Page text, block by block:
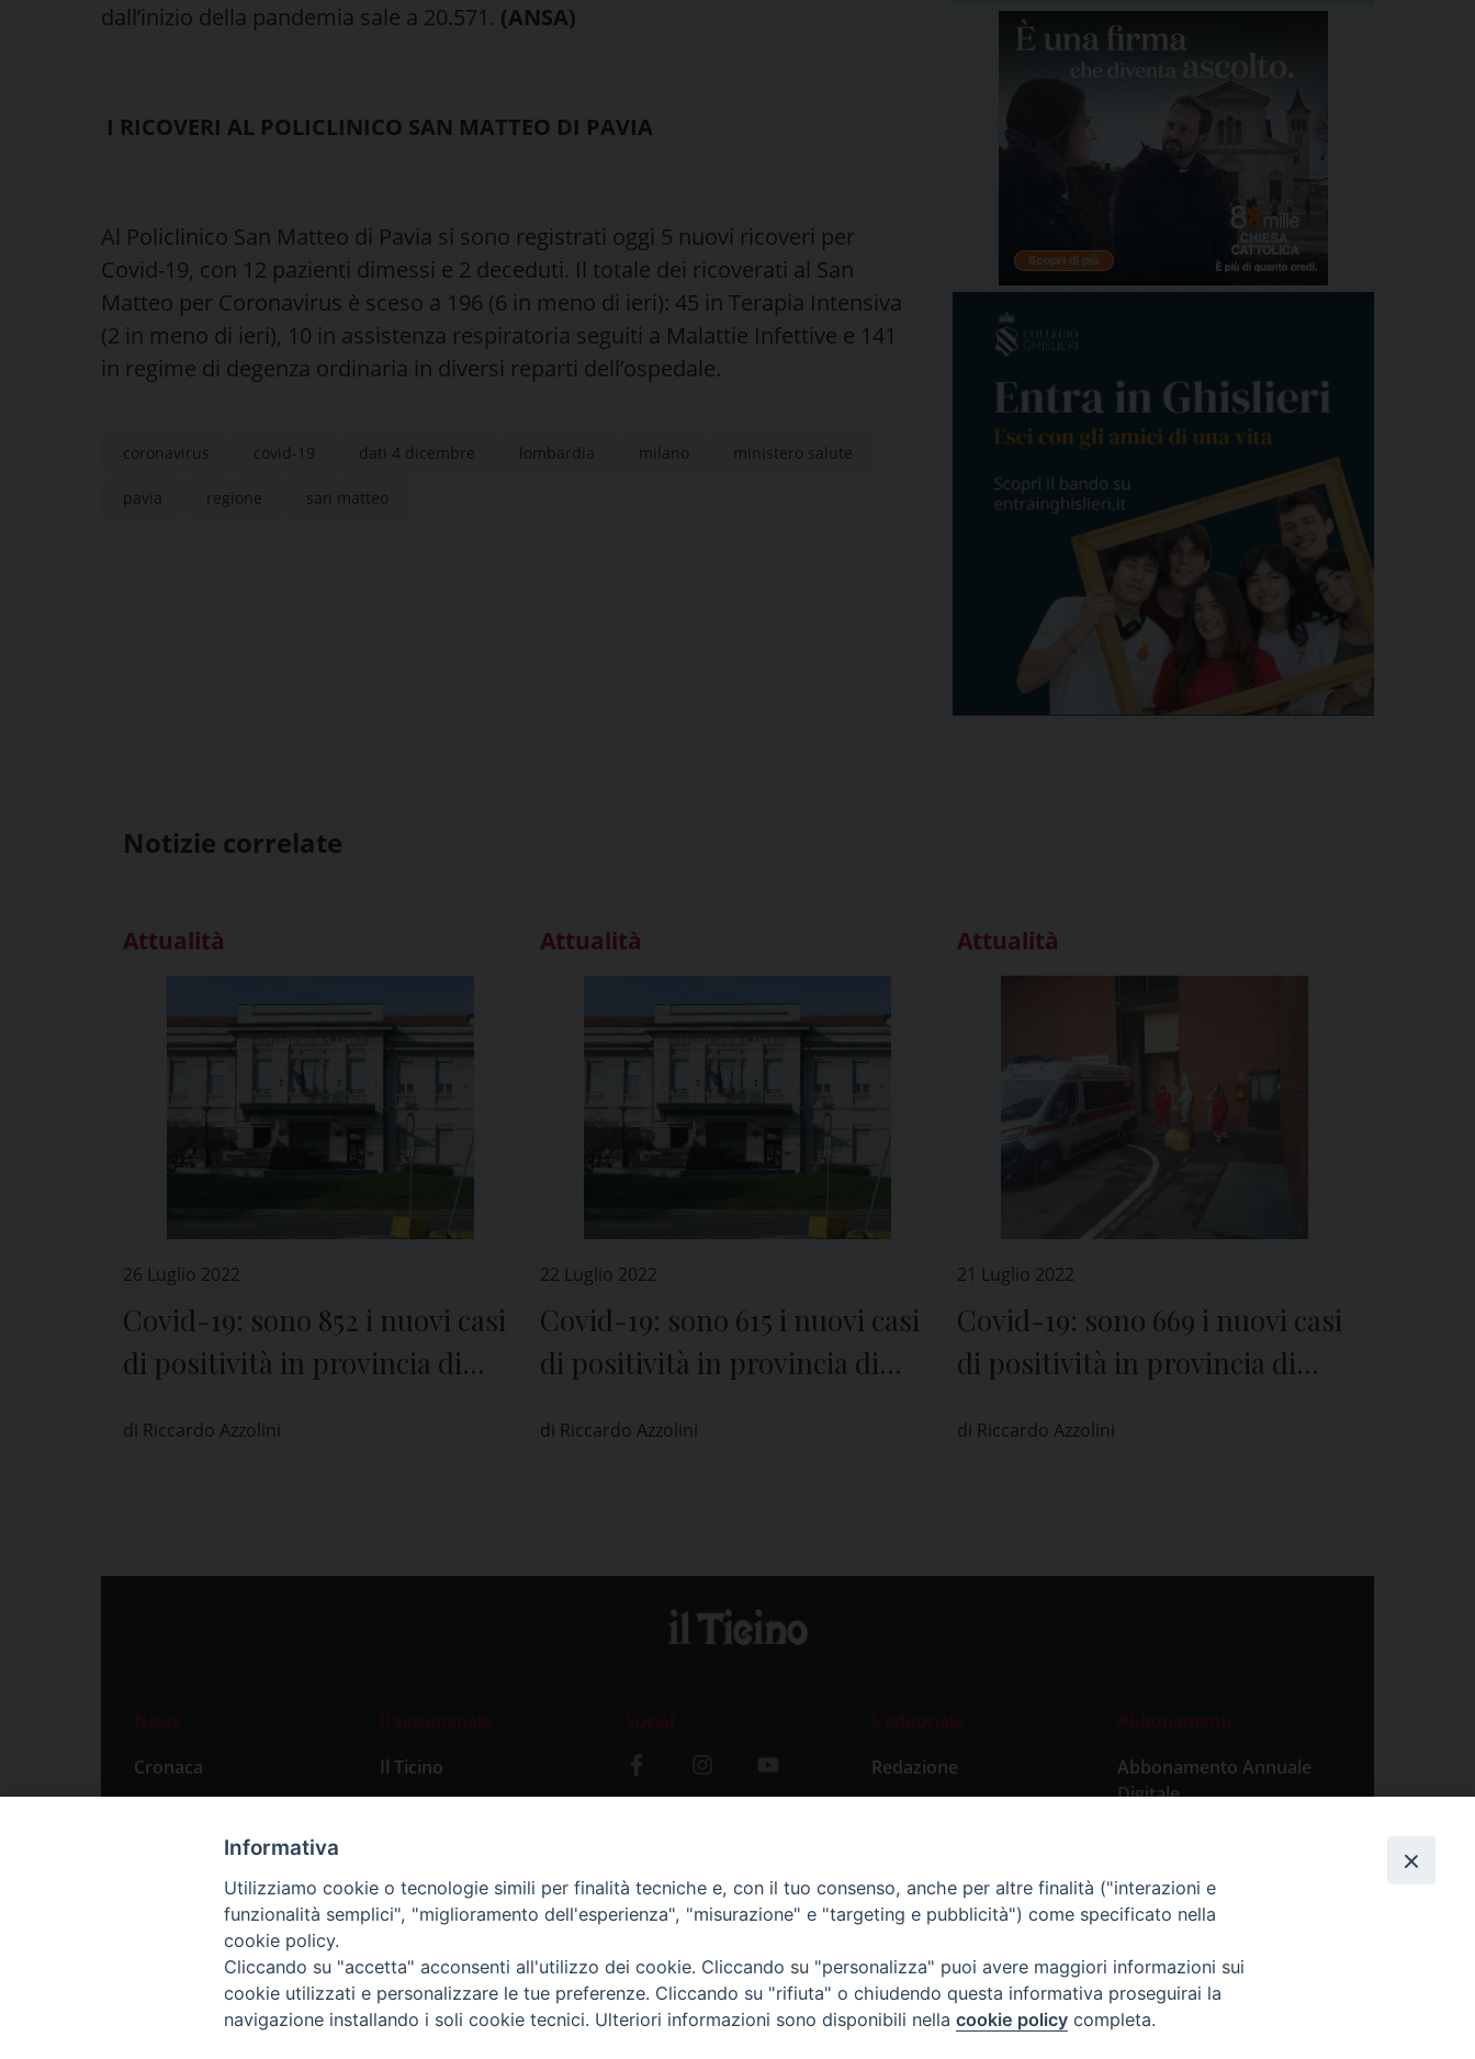
dall’inizio della pandemia sale a 20.571. (ANSA)
I RICOVERI AL POLICLINICO SAN MATTEO DI PAVIA
Al Policlinico San Matteo di Pavia si sono registrati oggi 5 nuovi ricoveri per
Covid-19, con 12 pazienti dimessi e 2 deceduti. Il totale dei ricoverati al San
Matteo per Coronavirus è sceso a 196 (6 in meno di ieri): 45 in Terapia Intensiva
(2 in meno di ieri), 10 in assistenza respiratoria seguiti a Malattie Infettive e 141
in regime di degenza ordinaria in diversi reparti dell’ospedale.
coronavirus covid-19 dati 4 dicembre lombardia milano ministero salute
pavia regione san matteo
Notizie correlate
Attualità
26 Luglio 2022
Covid-19: sono 852 i nuovi casi
di positività in provincia di
di Riccardo Azzolini
Attualità
22 Luglio 2022
Covid-19: sono 615 i nuovi casi
di positività in provincia di
di Riccardo Azzolini
Attualità
21 Luglio 2022
Covid-19: sono 669 i nuovi casi
di positività in provincia di
di Riccardo Azzolini
News
Cronaca
Attualità
Primo Piano
Il settimanale
Il Ticino
Abbonamenti
Social
L’editoriale
Redazione
Storia
Abbonamenti
Abbonamento Annuale
Digitale
Abbonamento Singola
Copia Digitale
Informativa
Utilizziamo cookie o tecnologie simili per finalità tecniche e, con il tuo consenso, anche per altre finalità ("interazioni e
funzionalità semplici", "miglioramento dell'esperienza", "misurazione" e "targeting e pubblicità") come specificato nella
cookie policy.
Cliccando su "accetta" acconsenti all'utilizzo dei cookie. Cliccando su "personalizza" puoi avere maggiori informazioni sui
cookie utilizzati e personalizzare le tue preferenze. Cliccando su "rifiuta" o chiudendo questa informativa proseguirai la
navigazione installando i soli cookie tecnici. Ulteriori informazioni sono disponibili nella cookie policy completa.